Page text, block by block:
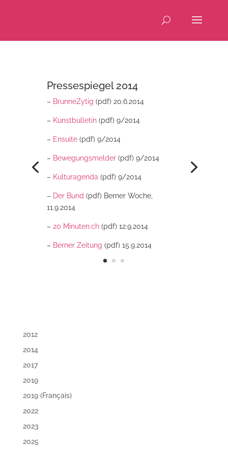
Pressespiegel 2014
– BrunneZytig (pdf) 20.6.2014
– Kunstbulletin(pdf) 9/2014
– Ensuite(pdf) 9/2014
– Bewegungsmelder(pdf) 9/2014
– Kulturagenda (pdf) 9/2014
– Der Bund (pdf) Berner Woche,
11.9.2014
– 20 Minuten.ch(pdf) 12.9.2014
– Berner Zeitung (pdf) 15.9.2014
2012
2014
2017
2019
2019 (Français)
2022
2023
2025